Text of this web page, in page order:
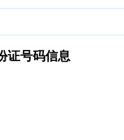
证号码信息